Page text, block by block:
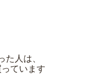
た人は、
ています